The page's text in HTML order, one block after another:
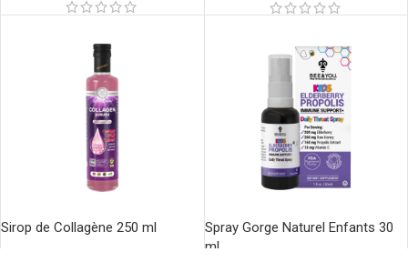
Sirop de Collagène 250 ml
Spray Gorge Naturel Enfants 30
ml